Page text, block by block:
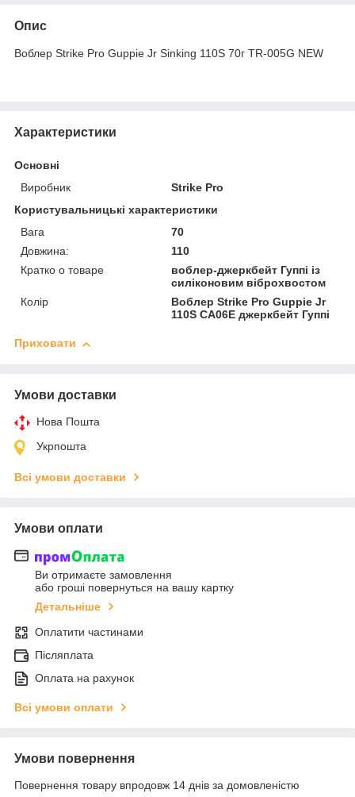
Опис
Воблер Strike Pro Guppie Jr Sinking 110S 70г TR-005G NEW
Характеристики
Основні
Виробник
Strike Pro
Користувальницькі характеристики
Вага
70
Довжина:
110
Кратко о товаре
воблер-джеркбейт Гуппі із
силіконовим віброхвостом
Колір
Воблер Strike Pro Guppie Jr
110S CA06E джеркбейт Гуппі
Приховати
Умови доставки
Нова Пошта
Укрпошта
Всі умови доставки
Умови оплати
Ви отримаєте замовлення
або гроші повернуться на вашу картку
Детальніше
Оплатити частинами
Післяплата
Оплата на рахунок
Всі умови оплати
Умови повернення
Повернення товару впродовж 14 днів за домовленістю